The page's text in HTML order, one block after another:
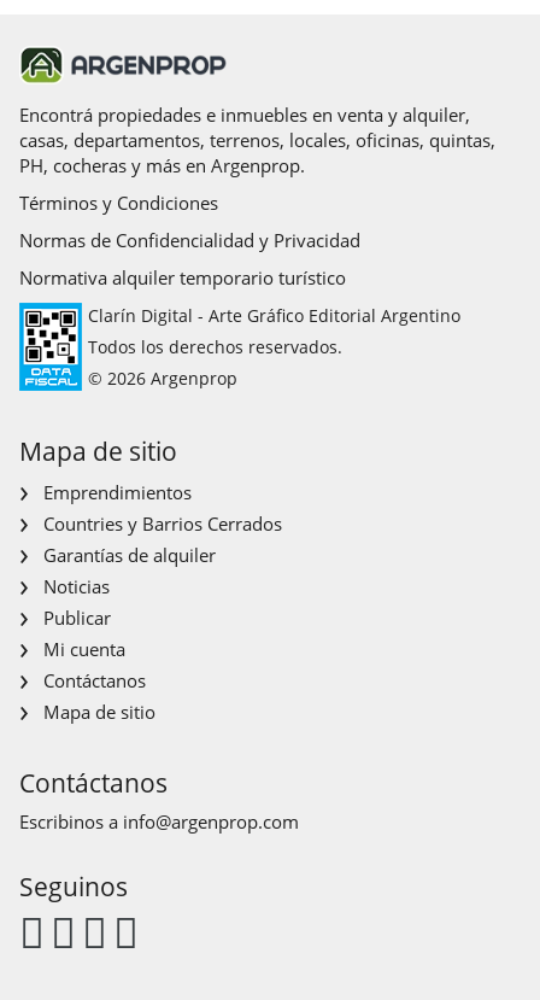
Encontrá propiedades e inmuebles en venta y alquiler,
casas, departamentos, terrenos, locales, oficinas, quintas,
PH, cocheras y más en Argenprop.
Términos y Condiciones
Normas de Confidencialidad y Privacidad
Normativa alquiler temporario turístico
Clarín Digital - Arte Gráfico Editorial Argentino
Todos los derechos reservados.
© 2026 Argenprop
Mapa de sitio
Emprendimientos
Countries y Barrios Cerrados
Garantías de alquiler
Noticias
Publicar
Mi cuenta
Contáctanos
Mapa de sitio
Contáctanos
Escribinos a info@argenprop.com
Seguinos